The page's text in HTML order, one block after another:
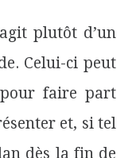
plutôt d’un
Celui-ci peut
faire part
et, si tel
dès la fin de